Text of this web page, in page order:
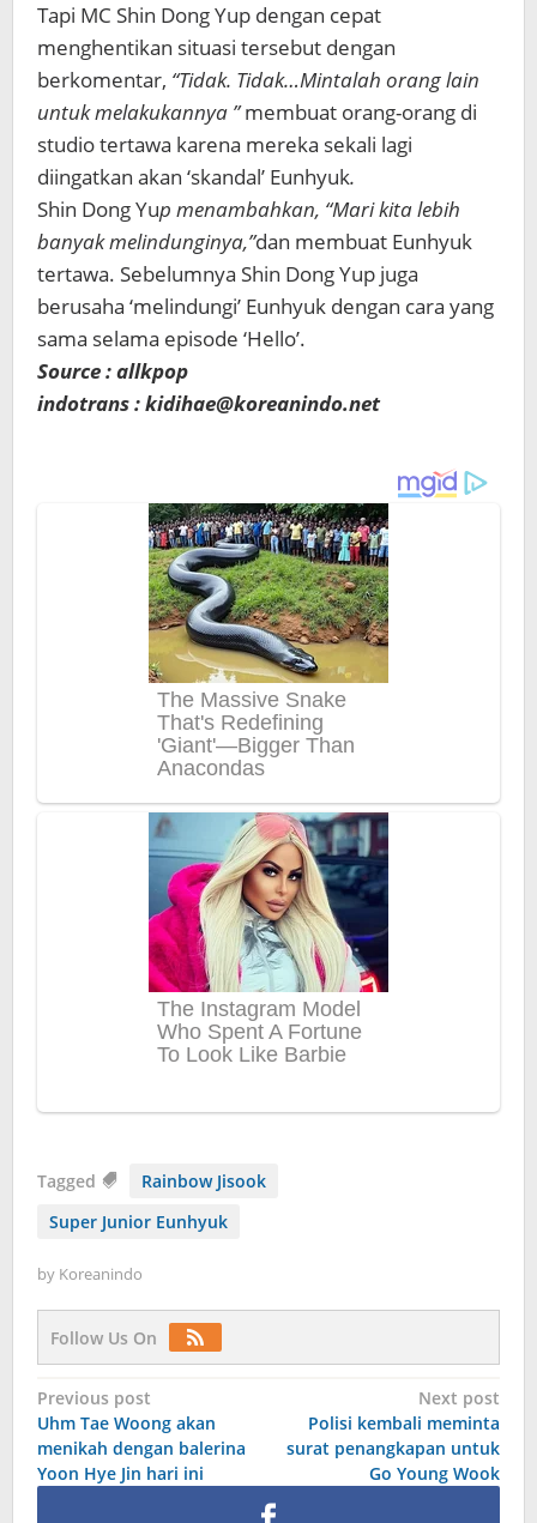
Tapi MC Shin Dong Yup dengan cepat
menghentikan situasi tersebut dengan
berkomentar, “Tidak. Tidak…Mintalah orang lain
untuk melakukannya ”membuat orang-orang di
studio tertawa karena mereka sekali lagi
diingatkan akan ‘skandal’ Eunhyuk.
Shin Dong Yup menambahkan, “Mari kita lebih
banyak melindunginya,”dan membuat Eunhyuk
tertawa. Sebelumnya Shin Dong Yup juga
berusaha ‘melindungi’ Eunhyuk dengan cara yang
sama selama episode ‘Hello’.
Source : allkpop
indotrans : kidihae@koreanindo.net
Tagged
Rainbow Jisook
Super Junior Eunhyuk
by Koreanindo
Follow Us On
Post
navigation
Previous post
Uhm Tae Woong akan
menikah dengan balerina
Yoon Hye Jin hari ini
Next post
Polisi kembali meminta
surat penangkapan untuk
Go Young Wook